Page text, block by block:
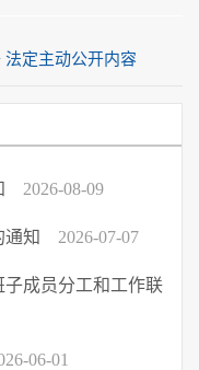
法定主动公开内容
2026-08-09
通知 2026-07-07
成员分工和工作联
06-01